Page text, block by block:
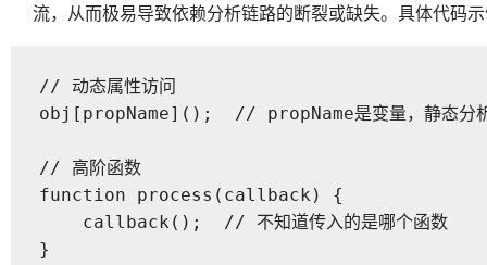
流，从而极易导致依赖分析链路的断裂或缺失。具体代码
// 动态属性访问
obj[propName]();  // propName是变量，静态分
// 高阶函数
function process(callback) {
    callback();  // 不知道传入的是哪个函数
}